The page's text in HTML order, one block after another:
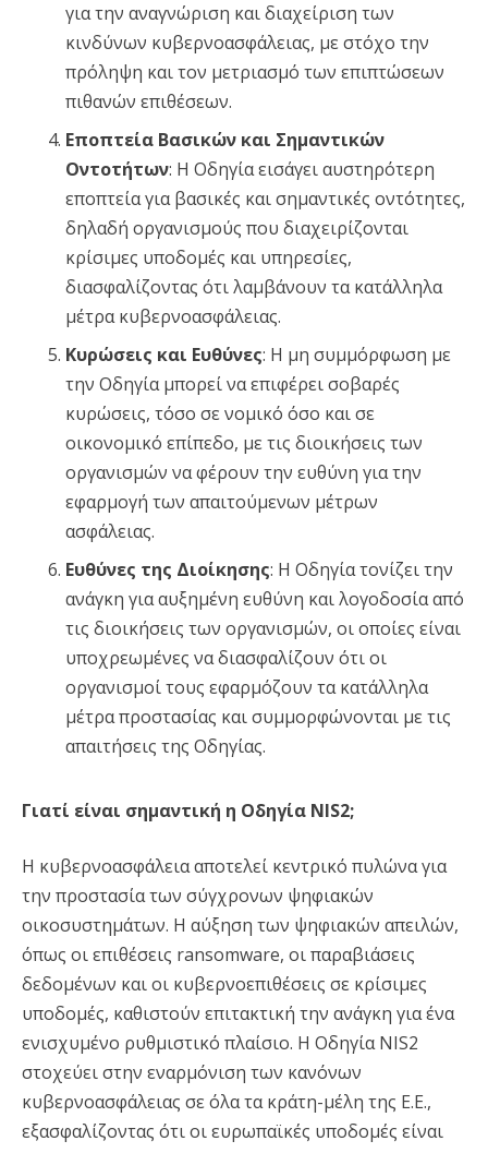
για την αναγνώριση και διαχείριση των
κινδύνων κυβερνοασφάλειας, με στόχο την
πρόληψη και τον μετριασμό των επιπτώσεων
πιθανών επιθέσεων.
Εποπτεία Βασικών και Σημαντικών
Οντοτήτων: Η Οδηγία εισάγει αυστηρότερη
εποπτεία για βασικές και σημαντικές οντότητες,
δηλαδή οργανισμούς που διαχειρίζονται
κρίσιμες υποδομές και υπηρεσίες,
διασφαλίζοντας ότι λαμβάνουν τα κατάλληλα
μέτρα κυβερνοασφάλειας.
Κυρώσεις και Ευθύνες: Η μη συμμόρφωση με
την Οδηγία μπορεί να επιφέρει σοβαρές
κυρώσεις, τόσο σε νομικό όσο και σε
οικονομικό επίπεδο, με τις διοικήσεις των
οργανισμών να φέρουν την ευθύνη για την
εφαρμογή των απαιτούμενων μέτρων
ασφάλειας.
Ευθύνες της Διοίκησης: Η Οδηγία τονίζει την
ανάγκη για αυξημένη ευθύνη και λογοδοσία από
τις διοικήσεις των οργανισμών, οι οποίες είναι
υποχρεωμένες να διασφαλίζουν ότι οι
οργανισμοί τους εφαρμόζουν τα κατάλληλα
μέτρα προστασίας και συμμορφώνονται με τις
απαιτήσεις της Οδηγίας.
Γιατί είναι σημαντική η Οδηγία NIS2;
Η κυβερνοασφάλεια αποτελεί κεντρικό πυλώνα για
την προστασία των σύγχρονων ψηφιακών
οικοσυστημάτων. Η αύξηση των ψηφιακών απειλών,
όπως οι επιθέσεις ransomware, οι παραβιάσεις
δεδομένων και οι κυβερνοεπιθέσεις σε κρίσιμες
υποδομές, καθιστούν επιτακτική την ανάγκη για ένα
ενισχυμένο ρυθμιστικό πλαίσιο. Η Οδηγία NIS2
στοχεύει στην εναρμόνιση των κανόνων
κυβερνοασφάλειας σε όλα τα κράτη-μέλη της Ε.Ε.,
εξασφαλίζοντας ότι οι ευρωπαϊκές υποδομές είναι